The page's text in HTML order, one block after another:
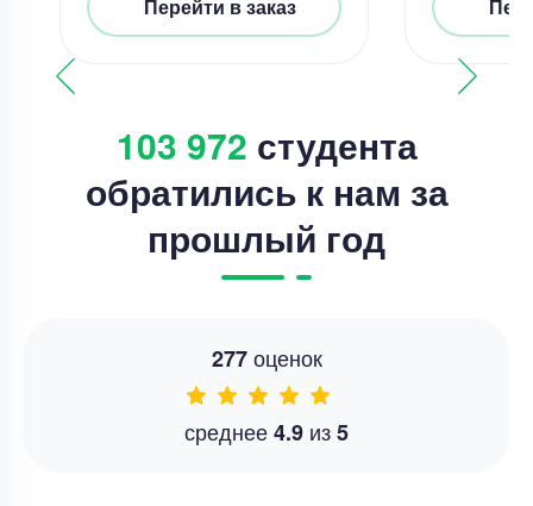
Перейти в заказ
103 972 студента
обратились к нам за
прошлый год
277оценок
среднее4.9 из5